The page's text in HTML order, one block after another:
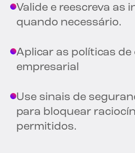
Valide e reescreva as
quando necessário.
Aplicar as políticas
empresarial
Use sinais de
para bloquear
permitidos.